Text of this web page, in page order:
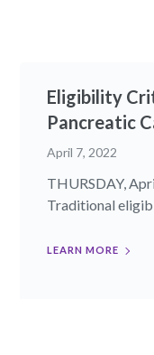
Eligibility
Pancreatic
April 7, 2022
THURSDAY,
Traditional
LEARN MORE